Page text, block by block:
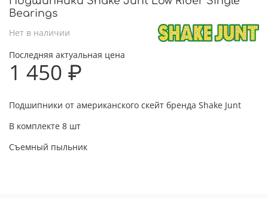
Bearings
Нет в наличии
Последняя актуальная цена
1 450 ₽
Подшипники от американского скейт бренда Shake Junt
В комплекте 8 шт
Съемный пыльник